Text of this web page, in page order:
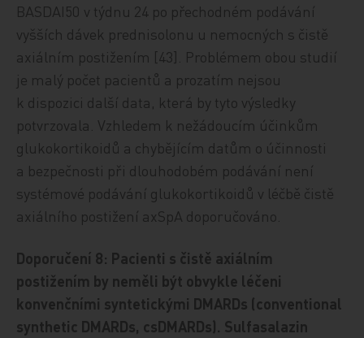
BASDAI50 v tý­dnu 24 po přechodném podávání
vyšších dávek prednisolonu u nemocných s čistě
axiálním postižením [43]. Problémem obou studií
je malý počet pacientů a prozatím nejsou
k dispozici další data, která by tyto výsledky
potvrzovala. Vzhledem k nežádoucím účinkům
glukokortikoidů a chybějícím datům o účinnosti
a bezpečnosti při dlouhodobém podávání není
systémové podávání glukokortikoidů v léčbě čistě
axiálního postižení axSpA doporučováno.
Doporučení 8: Pacienti s čistě axiálním
postižením by neměli být obvykle léčeni
konvenčními syntetickými DMARDs (conventional
synthetic DMARDs, csDMARDs). Sulfasalazin